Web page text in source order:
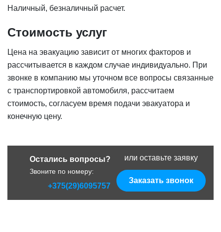
Наличный, безналичный расчет.
Стоимость услуг
Цена на эвакуацию зависит от многих факторов и
рассчитывается в каждом случае индивидуально. При
звонке в компанию мы уточном все вопросы связанные
с транспортировкой автомобиля, рассчитаем
стоимость, согласуем время подачи эвакуатора и
конечную цену.
Остались вопросы?
Звоните по номеру:
+375(29)6095757
или оставьте заявку
Заказать звонок